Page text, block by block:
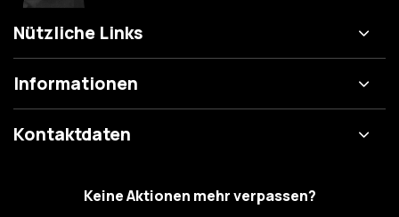
Nützliche Links
Informationen
Kontaktdaten
Keine Aktionen mehr verpassen?